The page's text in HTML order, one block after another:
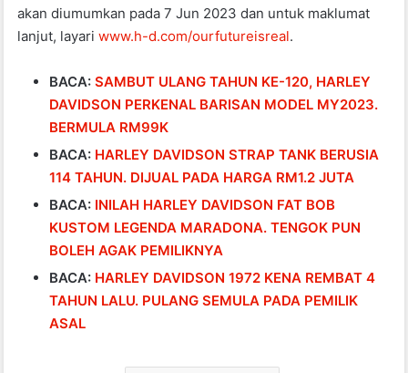
akan diumumkan pada 7 Jun 2023 dan untuk maklumat
lanjut, layariwww.h-d.com/ourfutureisreal.
BACA:SAMBUT ULANG TAHUN KE-120, HARLEY
DAVIDSON PERKENAL BARISAN MODEL MY2023.
BERMULA RM99K
BACA: HARLEY DAVIDSON STRAP TANK BERUSIA
114 TAHUN. DIJUAL PADA HARGA RM1.2 JUTA
BACA: INILAH HARLEY DAVIDSON FAT BOB
KUSTOM LEGENDA MARADONA. TENGOK PUN
BOLEH AGAK PEMILIKNYA
BACA: HARLEY DAVIDSON 1972 KENA REMBAT 4
TAHUN LALU. PULANG SEMULA PADA PEMILIK
ASAL